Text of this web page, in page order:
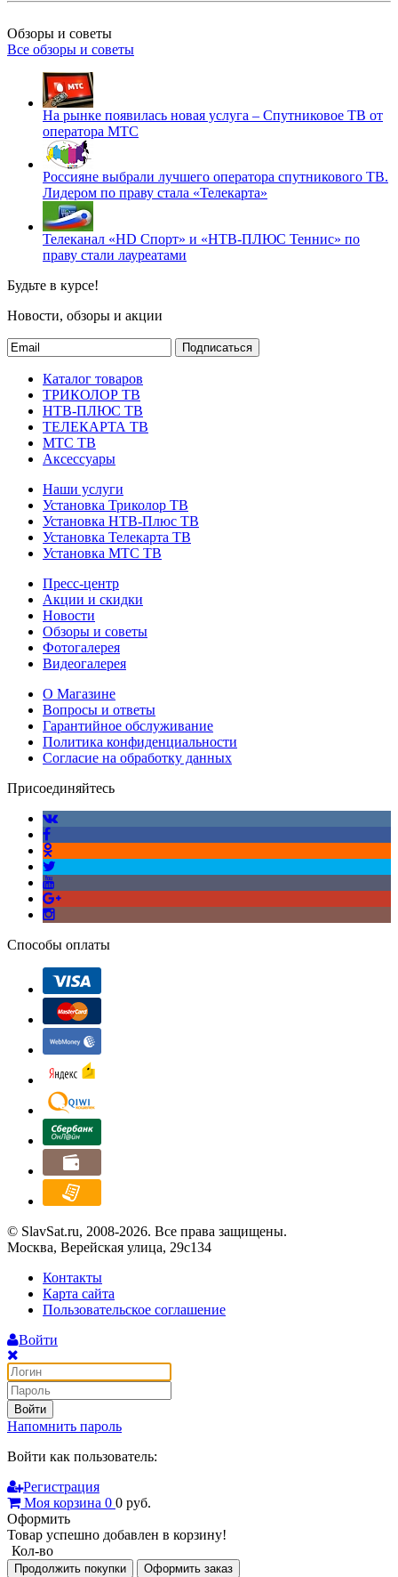
Обзоры и советы
Все обзоры и советы
На рынке появилась новая услуга – Спутниковое ТВ от
оператора МТС
Россияне выбрали лучшего оператора спутникового ТВ.
Лидером по праву стала «Телекарта»
Телеканал «HD Спорт» и «НТВ-ПЛЮС Теннис» по
праву стали лауреатами
Будьте в курсе!
Новости, обзоры и акции
Подписаться
Каталог товаров
ТРИКОЛОР ТВ
НТВ-ПЛЮС ТВ
ТЕЛЕКАРТА ТВ
МТС ТВ
Аксессуары
Наши услуги
Установка Триколор ТВ
Установка НТВ-Плюс ТВ
Установка Телекарта ТВ
Установка МТС ТВ
Пресс-центр
Акции и скидки
Новости
Обзоры и советы
Фотогалерея
Видеогалерея
О Магазине
Вопросы и ответы
Гарантийное обслуживание
Политика конфиденциальности
Согласие на обработку данных
Присоединяйтесь
Способы оплаты
© SlavSat.ru, 2008-2026. Все права защищены.
Москва, Верейская улица, 29с134
Контакты
Карта сайта
Пользовательское соглашение
Войти
Войти
Напомнить пароль
Войти как пользователь:
Регистрация
Моя корзина 0 0 руб.
Оформить
Товар успешно добавлен в корзину!
Кол-во
Продолжить покупки Оформить заказ